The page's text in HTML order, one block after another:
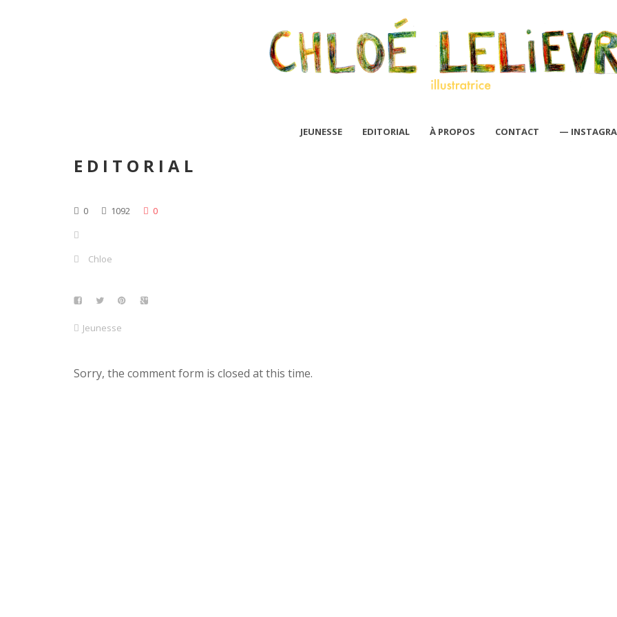
JEUNESSE EDITORIAL À PROPOS CONTACT —
EDITORIAL
0 1092 0
Chloe
Jeunesse
Sorry, the comment form is closed at this time.